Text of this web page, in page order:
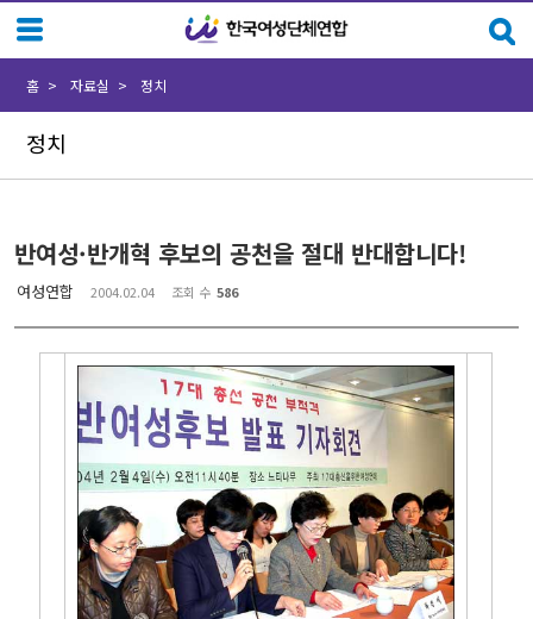
정치
홈 자료실 정치
반여성·반개혁 후보의 공천을 절대 반대합니다!
여성연합 2004.02.04 조회 수 586